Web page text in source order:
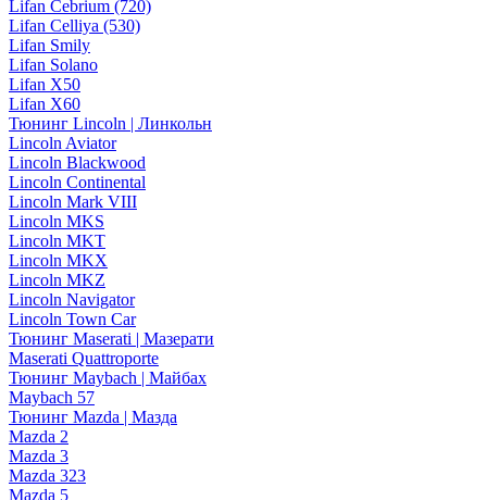
Lifan Cebrium (720)
Lifan Celliya (530)
Lifan Smily
Lifan Solano
Lifan X50
Lifan X60
Тюнинг Lincoln | Линкольн
Lincoln Aviator
Lincoln Blackwood
Lincoln Continental
Lincoln Mark VIII
Lincoln MKS
Lincoln MKT
Lincoln MKX
Lincoln MKZ
Lincoln Navigator
Lincoln Town Car
Тюнинг Maserati | Мазерати
Maserati Quattroporte
Тюнинг Maybach | Майбах
Maybach 57
Тюнинг Mazda | Мазда
Mazda 2
Mazda 3
Mazda 323
Mazda 5